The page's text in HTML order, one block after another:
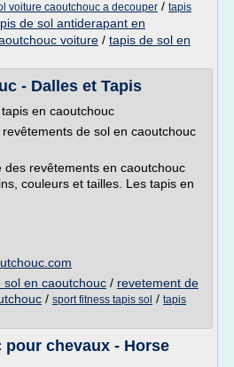
voiture caoutchouc a decouper / tapis
de sol antiderapant en
voiture / tapis de sol en
- Dalles et Tapis
en caoutchouc
de sol en caoutchouc
des revêtements en caoutchouc
couleurs et tailles. Les tapis en
sol en caoutchouc / revetement de
/ sport fitness tapis sol / tapis
chevaux - Horse